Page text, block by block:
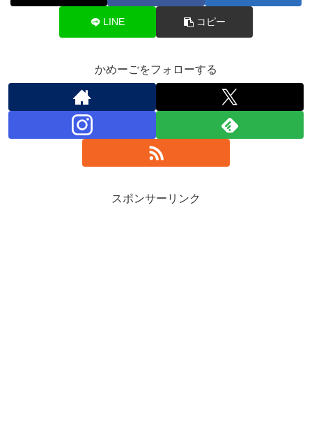
LINE コピー
かめーごをフォローする
スポンサーリンク